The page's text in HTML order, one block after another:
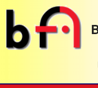
direkt
Textinhalt